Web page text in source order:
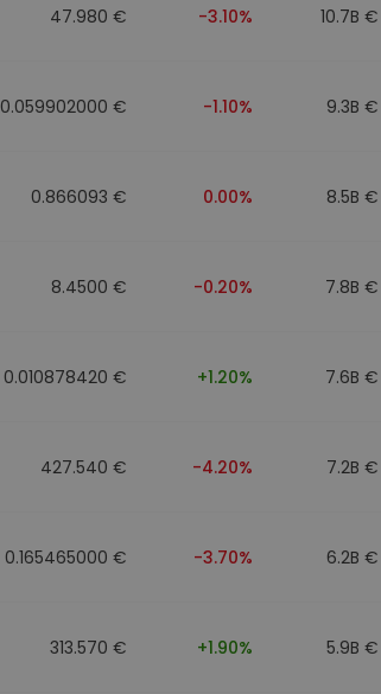
47.980 € -3.10% 10.7B €
0.059902000 € -1.10% 9.3B €
0.866093 € 0.00% 8.5B €
8.4500 € -0.20% 7.8B €
0.010878420 € +1.20% 7.6B €
427.540 € -4.20% 7.2B €
0.165465000 € -3.70% 6.2B €
313.570 € +1.90% 5.9B €